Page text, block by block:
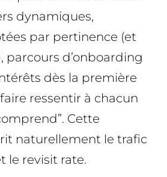
dynamiques,
par pertinence (et
parcours d’onboarding
dès la première
faire ressentir à chacun
Cette
naturellement le trafic
le revisit rate.